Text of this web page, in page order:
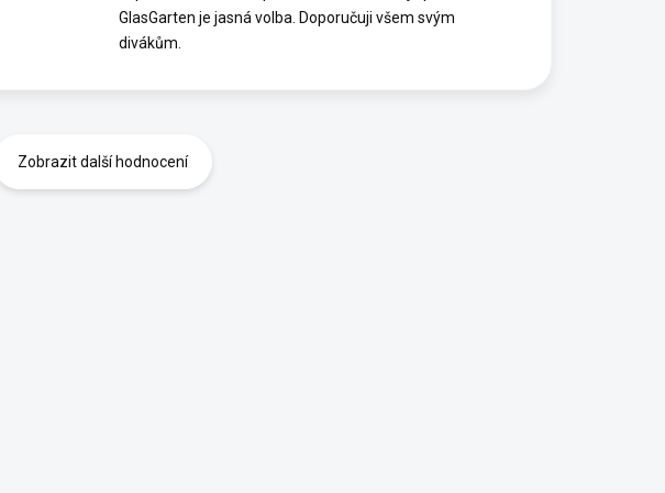
GlasGarten je jasná volba. Doporučuji všem svým
divákům.
Zobrazit další hodnocení